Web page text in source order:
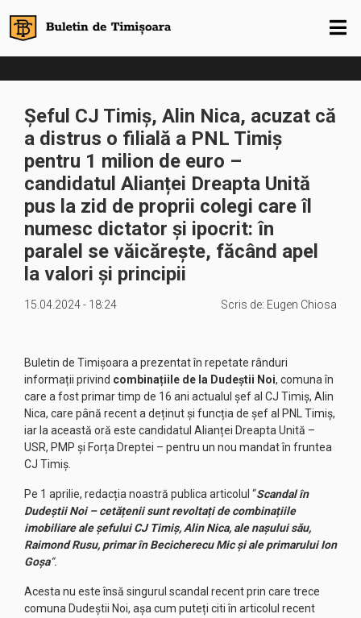
Șeful CJ Timiș, Alin Nica, acuzat că
a distrus o filială a PNL Timiș
pentru 1 milion de euro –
candidatul Alianței Dreapta Unită
pus la zid de proprii colegi care îl
numesc dictator și ipocrit: în
paralel se văicărește, făcând apel
la valori şi principii
15.04.2024 - 18:24 Scris de: Eugen Chiosa
Buletin de Timișoara a prezentat în repetate rânduri
informații privind combinațiile de la Dudeștii Noi, comuna în
care a fost primar timp de 16 ani actualul șef al CJ Timiș, Alin
Nica, care până recent a deținut și funcția de șef al PNL Timiș,
iar la această oră este candidatul Alianței Dreapta Unită –
USR, PMP și Forța Dreptei – pentru un nou mandat în fruntea
CJ Timiș.
Pe 1 aprilie, redacția noastră publica articolul “Scandal în
Dudeștii Noi – cetățenii sunt revoltați de combinațiile
imobiliare ale șefului CJ Timiș, Alin Nica, ale nașului său,
Raimond Rusu, primar în Becicherecu Mic și ale primarului Ion
Goșa“.
Acesta nu este însă singurul scandal recent prin care trece
comuna Dudeștii Noi, așa cum puteți citi în articolul recent